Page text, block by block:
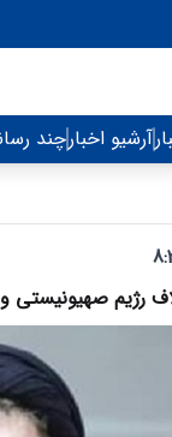
آرشیو اخبارچند
رژیم صهیونیستی و